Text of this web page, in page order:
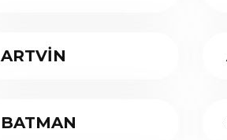
ARTVİN
BATMAN